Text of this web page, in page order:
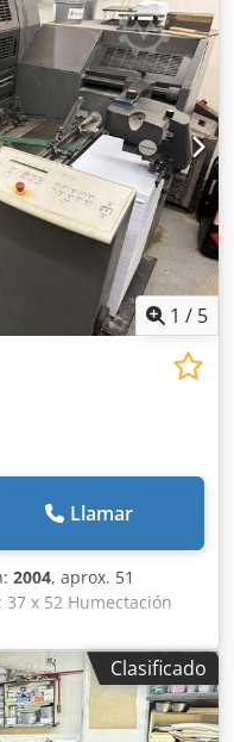
aplicación de polvo
los cilindros de
de los rodillos
limpieza del mantel
CombiStar Compact:
del grupo
Sistema de
semiautomático de
del grupo
100 millones
1 / 5
Llamar
2004, aprox. 51
x 52 Humectación
automático de
Dsdpfx Ajxyf Hmop
de planchasClasificado